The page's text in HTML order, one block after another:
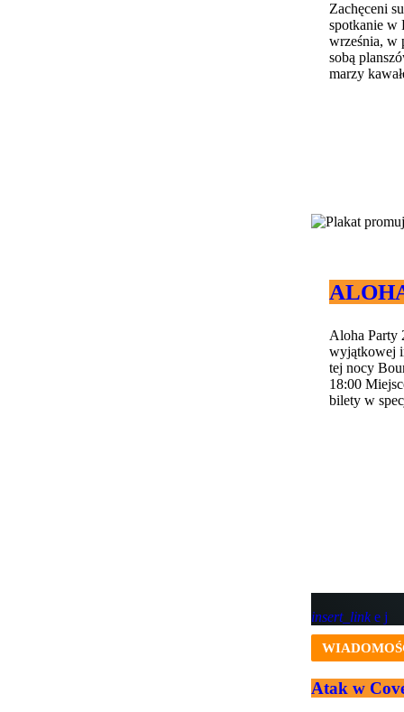
Zachęceni
spotkanie w
września, w
sobą
marzy
Aloha Party
wyjątkowej
tej nocy
18:00
bilety w
insert_link
Atak w